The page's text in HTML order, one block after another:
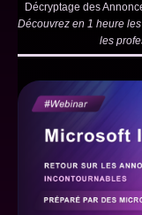
Décryptage des
Découvrez en 1 heure
les